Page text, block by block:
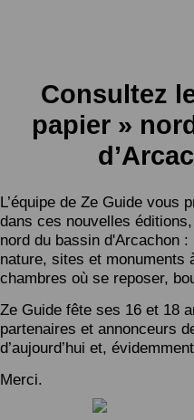
Consultez
papier »
L’équipe de Ze Guide vous
dans ces nouvelles
nord du bassin d'Arcachon
nature, sites et monuments
chambres où se reposer,
Ze Guide fête ses 16 et 18
partenaires et annonceurs
d’aujourd’hui et,
Merci.